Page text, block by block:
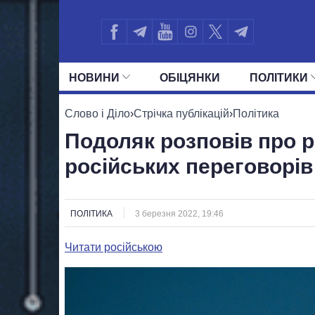
НОВИНИ ОБIЦЯНКИ ПОЛIТИКИ
УСІ ПОЛІТИКИ ПРЕЗИДЕНТ І ОФІС
Слово і Діло›Стрічка публікацій›Політика
Подоляк розповів про
російських переговорів
ПОЛІТИКА 3 березня 2022, 19:46
Читати російською